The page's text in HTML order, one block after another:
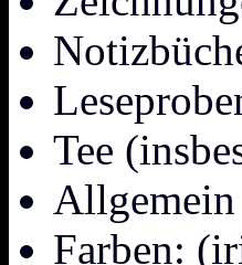
Tee
Allgemein
Farben: